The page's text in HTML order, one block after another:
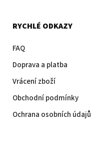
RYCHLÉ ODKAZY
FAQ
Doprava a platba
Vrácení zboží
Obchodní podmínky
Ochrana osobních údajů